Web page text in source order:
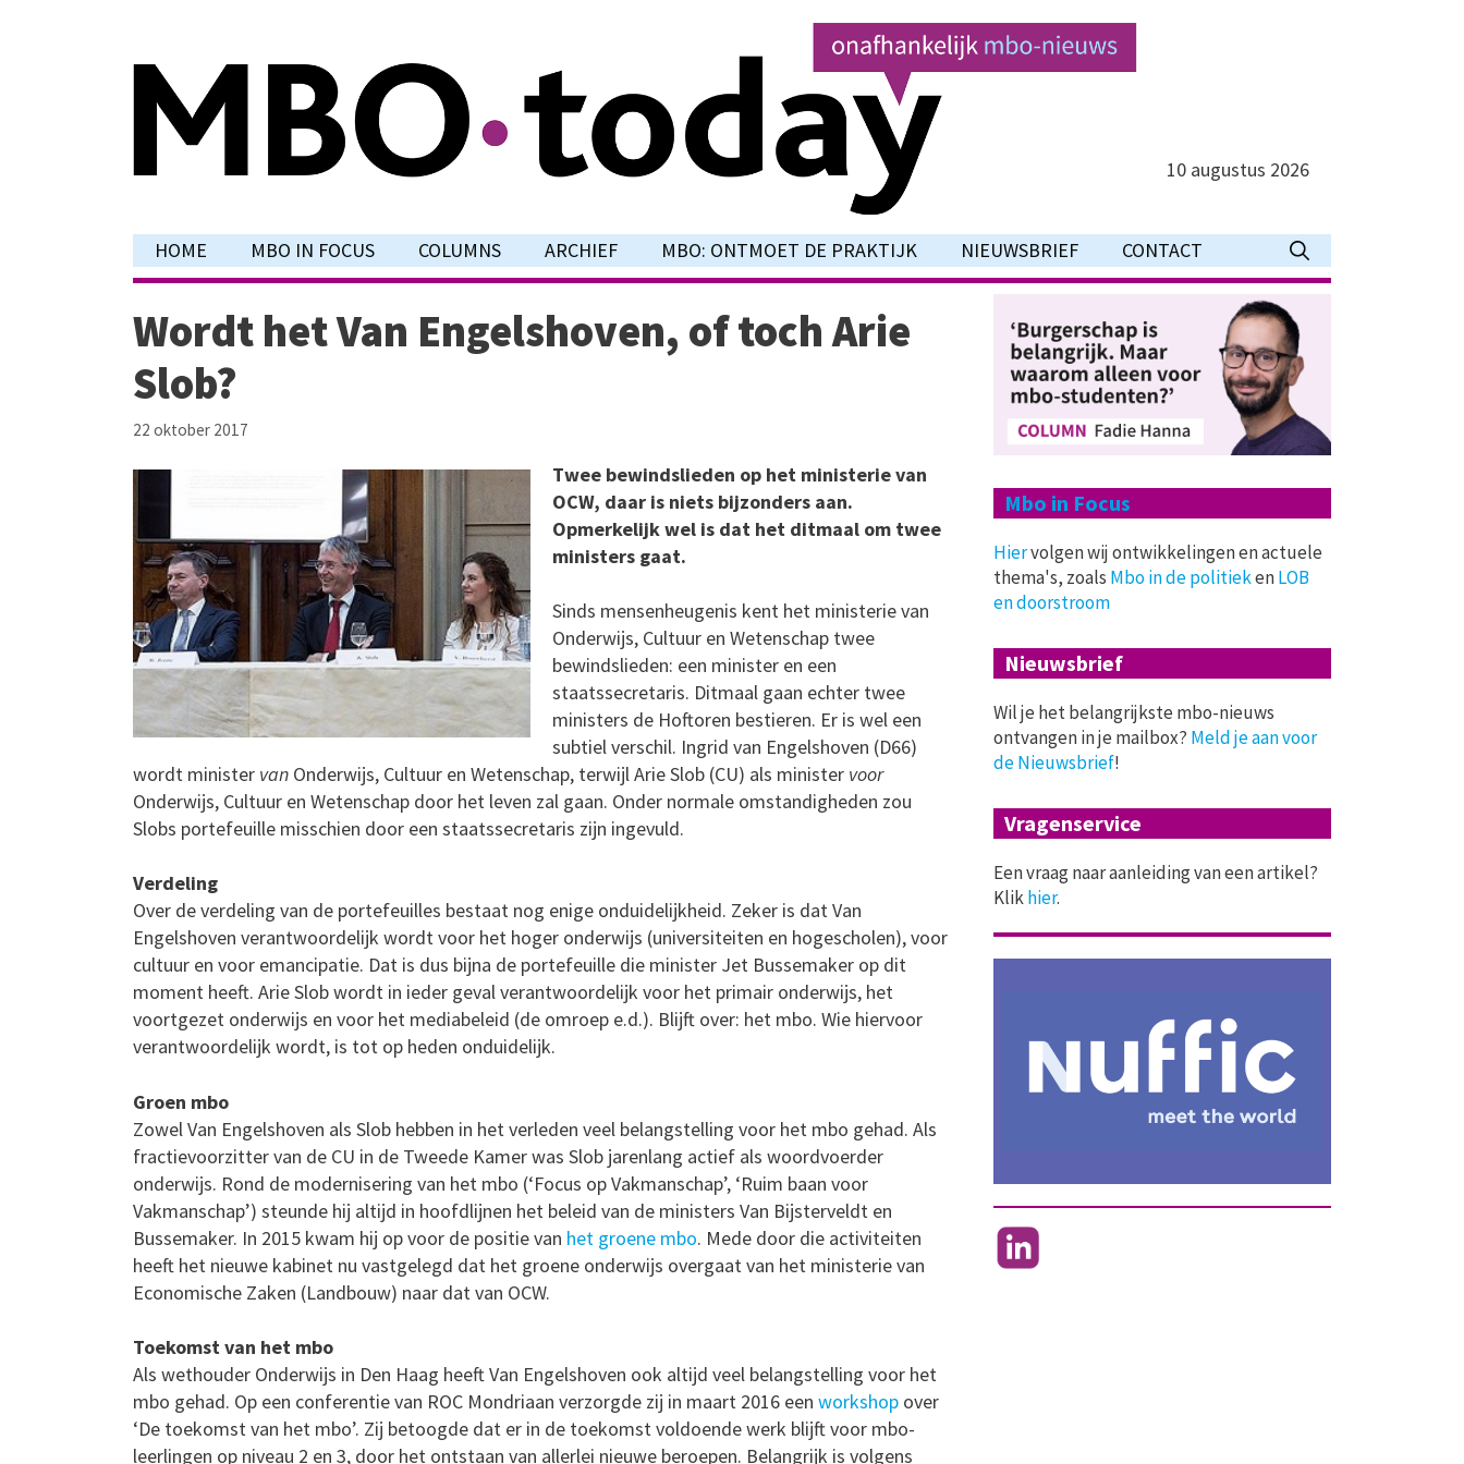
10 augustus 2026
HOME MBO IN FOCUS COLUMNS ARCHIEF MBO: ONTMOET DE PRAKTIJK NIEUWSBRIEF CONTACT
Wordt het Van Engelshoven, of toch Arie
Slob?
22 oktober 2017
Twee bewindslieden op het ministerie van
OCW, daar is niets bijzonders aan.
Opmerkelijk wel is dat het ditmaal om twee
ministers gaat.
Sinds mensenheugenis kent het ministerie van
Onderwijs, Cultuur en Wetenschap twee
bewindslieden: een minister en een
staatssecretaris. Ditmaal gaan echter twee
ministers de Hoftoren bestieren. Er is wel een
subtiel verschil. Ingrid van Engelshoven (D66)
wordt minister van Onderwijs, Cultuur en Wetenschap, terwijl Arie Slob (CU) als minister voor
Onderwijs, Cultuur en Wetenschap door het leven zal gaan. Onder normale omstandigheden zou
Slobs portefeuille misschien door een staatssecretaris zijn ingevuld.
Verdeling
Over de verdeling van de portefeuilles bestaat nog enige onduidelijkheid. Zeker is dat Van
Engelshoven verantwoordelijk wordt voor het hoger onderwijs (universiteiten en hogescholen), voor
cultuur en voor emancipatie. Dat is dus bijna de portefeuille die minister Jet Bussemaker op dit
moment heeft. Arie Slob wordt in ieder geval verantwoordelijk voor het primair onderwijs, het
voortgezet onderwijs en voor het mediabeleid (de omroep e.d.). Blijft over: het mbo. Wie hiervoor
verantwoordelijk wordt, is tot op heden onduidelijk.
Groen mbo
Zowel Van Engelshoven als Slob hebben in het verleden veel belangstelling voor het mbo gehad. Als
fractievoorzitter van de CU in de Tweede Kamer was Slob jarenlang actief als woordvoerder
onderwijs. Rond de modernisering van het mbo (‘Focus op Vakmanschap’, ‘Ruim baan voor
Vakmanschap’) steunde hij altijd in hoofdlijnen het beleid van de ministers Van Bijsterveldt en
Bussemaker. In 2015 kwam hij op voor de positie van het groene mbo. Mede door die activiteiten
heeft het nieuwe kabinet nu vastgelegd dat het groene onderwijs overgaat van het ministerie van
Economische Zaken (Landbouw) naar dat van OCW.
Toekomst van het mbo
Als wethouder Onderwijs in Den Haag heeft Van Engelshoven ook altijd veel belangstelling voor het
mbo gehad. Op een conferentie van ROC Mondriaan verzorgde zij in maart 2016 een workshop over
‘De toekomst van het mbo’. Zij betoogde dat er in de toekomst voldoende werk blijft voor mbo-
leerlingen op niveau 2 en 3, door het ontstaan van allerlei nieuwe beroepen. Belangrijk is volgens
Mbo in Focus
Hiervolgen wij ontwikkelingen en actuele
thema's, zoals Mbo in de politiekenLOB
en doorstroom
Nieuwsbrief
Wil je het belangrijkste mbo-nieuws
ontvangen in je mailbox? Meld je aan voor
de Nieuwsbrief!
Vragenservice
Een vraag naar aanleiding van een artikel?
Klikhier.